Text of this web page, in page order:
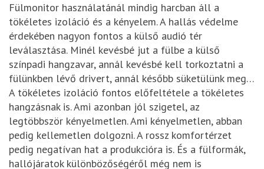
Fülmonitor használatánál mindig harcban áll a
tökéletes izoláció és a kényelem. A hallás védelme
érdekében nagyon fontos a külső audió tér
leválasztása. Minél kevésbé jut a fülbe a külső
színpadi hangzavar, annál kevésbé kell torkoztatni a
fülünkben lévő drivert, annál később süketülünk meg…
A tökéletes izoláció fontos előfeltétele a tökéletes
hangzásnak is. Ami azonban jól szigetel, az
legtöbbször kényelmetlen. Ami kényelmetlen, abban
pedig kellemetlen dolgozni. A rossz komfortérzet
pedig negatívan hat a produkcióra is. És a fülformák,
hallójáratok különbözőségéről még nem is